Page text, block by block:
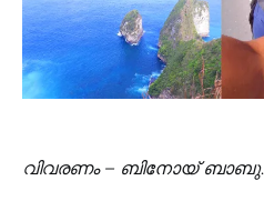
വിവരണം – ബിനോയ് ബാബു.